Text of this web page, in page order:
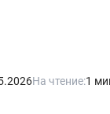
На чтение:1